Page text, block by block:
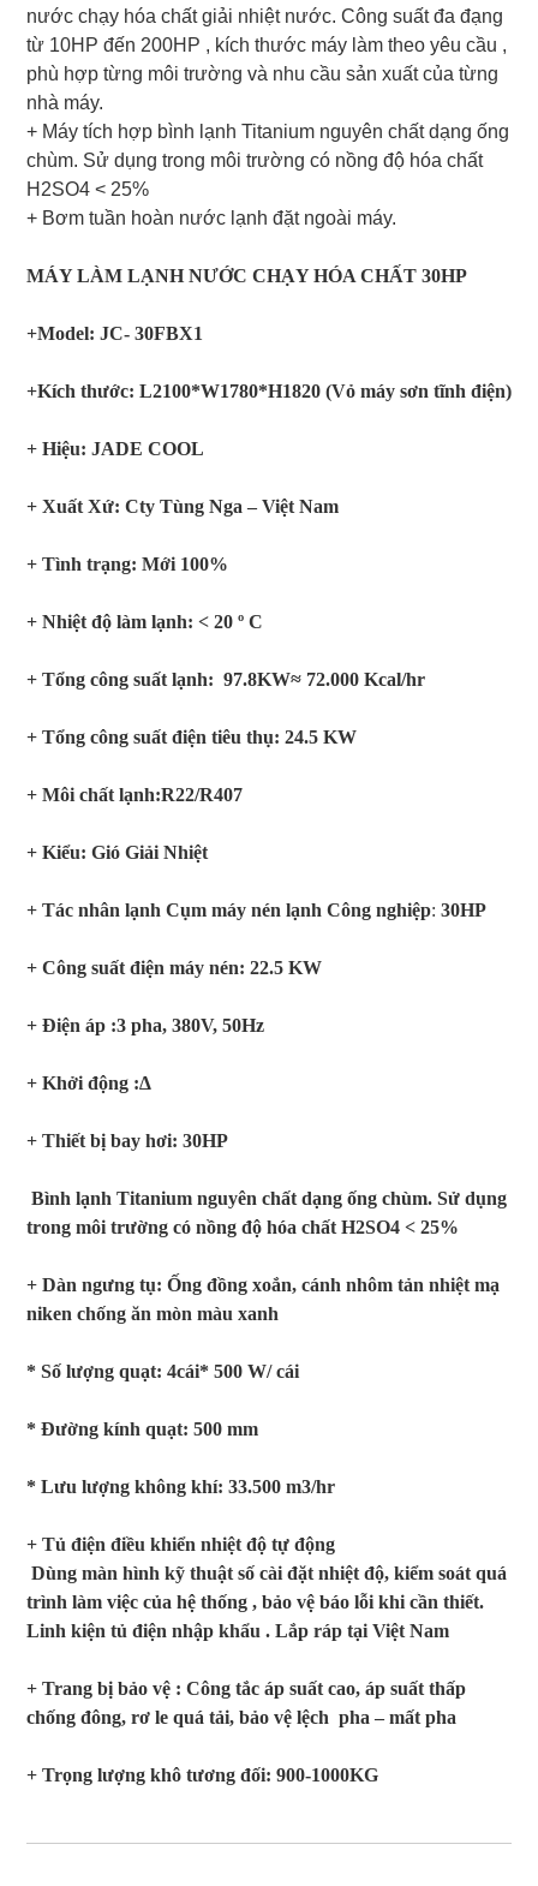
nước chạy hóa chất giải nhiệt nước. Công suất đa đạng
từ 10HP đến 200HP , kích thước máy làm theo yêu cầu ,
phù hợp từng môi trường và nhu cầu sản xuất của từng
nhà máy.
+ Máy tích hợp bình lạnh Titanium nguyên chất dạng ống
chùm. Sử dụng trong môi trường có nồng độ hóa chất
H2SO4 < 25%
+ Bơm tuần hoàn nước lạnh đặt ngoài máy.
MÁY LÀM LẠNH NƯỚC CHẠY HÓA CHẤT 30HP
+Model: JC- 30FBX1
+Kích thước: L2100*W1780*H1820 (Vỏ máy sơn tĩnh điện)
+ Hiệu: JADE COOL
+ Xuất Xứ: Cty Tùng Nga – Việt Nam
+ Tình trạng: Mới 100%
+ Nhiệt độ làm lạnh: <20º C
+ Tổng công suất lạnh: 97.8KW≈ 72.000 Kcal/hr
+ Tổng công suất điện tiêu thụ: 24.5KW
+ Môi chất lạnh:R22/R407
+ Kiểu: Gió Giải Nhiệt
+ Tác nhân lạnh Cụm máy nén lạnh Công nghiệp: 30HP
+ Công suất điện máy nén: 22.5KW
+ Điện áp :3 pha, 380V, 50Hz
+ Khởi động :∆
+ Thiết bị bay hơi: 30HP
Bình lạnh Titanium nguyên chất dạng ống chùm. Sử dụng
trong môi trường có nồng độ hóa chất H2SO4 < 25%
+ Dàn ngưng tụ: Ống đồng xoắn, cánh nhôm tản nhiệt mạ
niken chống ăn mòn màu xanh
* Số lượng quạt: 4cái* 500W/ cái
* Đường kính quạt: 500mm
* Lưu lượng không khí: 33.500m3/hr
+ Tủ điện điều khiển nhiệt độ tự động
Dùng màn hình kỹ thuật số cài đặt nhiệt độ, kiểm soát quá
trình làm việc của hệ thống , bảo vệ báo lỗi khi cần thiết.
Linh kiện tủ điện nhập khẩu . Lắp ráp tại Việt Nam
+ Trang bị bảo vệ : Công tắc áp suất cao, áp suất thấp
chống đông, rơ le quá tải, bảo vệ lệch pha – mất pha
+ Trọng lượng khô tương đối: 900-1000KG